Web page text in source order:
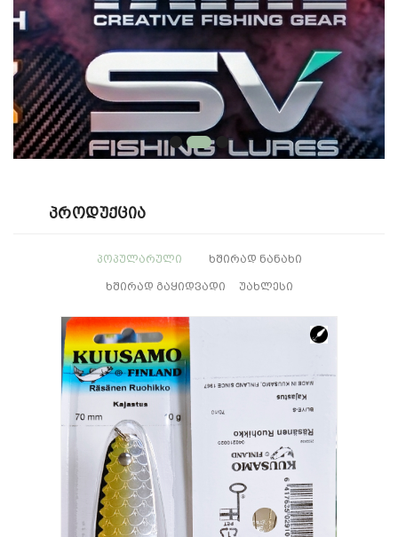
Პროდუქცია
ᲞᲝᲞᲣᲚᲐᲠᲣᲚᲘ ᲮᲨᲘᲠᲐᲓ ᲜᲐᲜᲐᲮᲘ
ᲮᲨᲘᲠᲐᲓ ᲒᲐᲧᲘᲓᲕᲐᲓᲘ ᲣᲐᲮᲚᲔᲡᲘ